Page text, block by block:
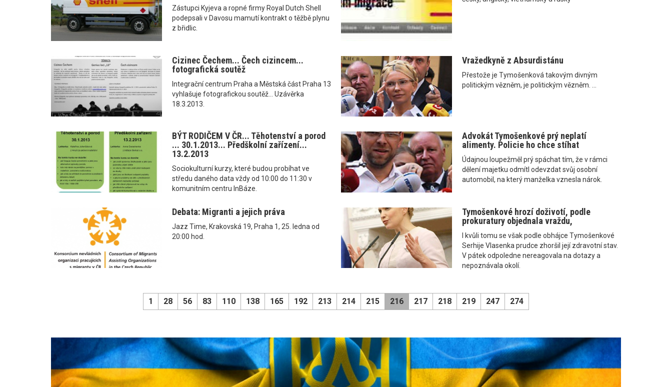
Zástupci Kyjeva a ropné firmy Royal Dutch Shell
podepsali v Davosu mamutí kontrakt o těžbě plynu
z břidlic.
Cizinec Čechem... Čech cizincem...
fotografická soutěž
Integrační centrum Praha a Městská část Praha 13
vyhlašuje fotografickou soutěž... Uzávěrka
18.3.2013.
Vražedkyně z Absurdistánu
Přestože je Tymošenková takovým divným
politickým vězněm, je politickým vězněm. ...
BÝT RODIČEM V ČR... Těhotenství a porod
... 30.1.2013... Předškolní zařízení...
13.2.2013
Sociokulturní kurzy, které budou probíhat ve
středu daného data vždy od 10:00 do 11:30 v
komunitním centru InBáze.
Advokát Tymošenkové prý neplatí
alimenty. Policie ho chce stíhat
Údajnou loupežměl prý spáchat tím, že v rámci
dělení majetku odmítl odevzdat svůj osobní
automobil, na který manželka vznesla nárok.
Debata: Migranti a jejich práva
Jazz Time, Krakovská 19, Praha 1, 25. ledna od
20:00 hod.
Tymošenkové hrozí doživotí, podle
prokuratury objednala vraždu,
I kvůli tomu se však podle obhájce Tymošenkové
Serhije Vlasenka prudce zhoršil její zdravotní stav.
V pátek odpoledne nereagovala na dotazy a
nepoznávala okolí.
1 28 56 83 110 138 165 192 213 214 215 216 217 218 219 247 274